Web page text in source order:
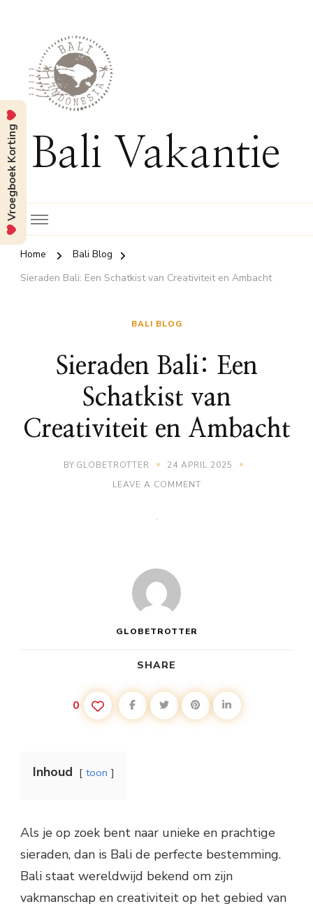
Bali Vakantie
Home
Bali Blog
Sieraden Bali: Een Schatkist van Creativiteit en Ambacht
BALI BLOG
Sieraden Bali: Een
Schatkist van
Creativiteit en Ambacht
BY GLOBETROTTER
24 APRIL 2025
LEAVE A COMMENTON
GLOBETROTTER
SHARE
0
Inhoud toon
Als je op zoek bent naar unieke en prachtige
sieraden, dan is Bali de perfecte bestemming.
Bali staat wereldwijd bekend om zijn
vakmanschap en creativiteit op het gebied van
Vroegboek Korting